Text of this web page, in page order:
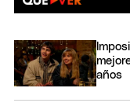
años